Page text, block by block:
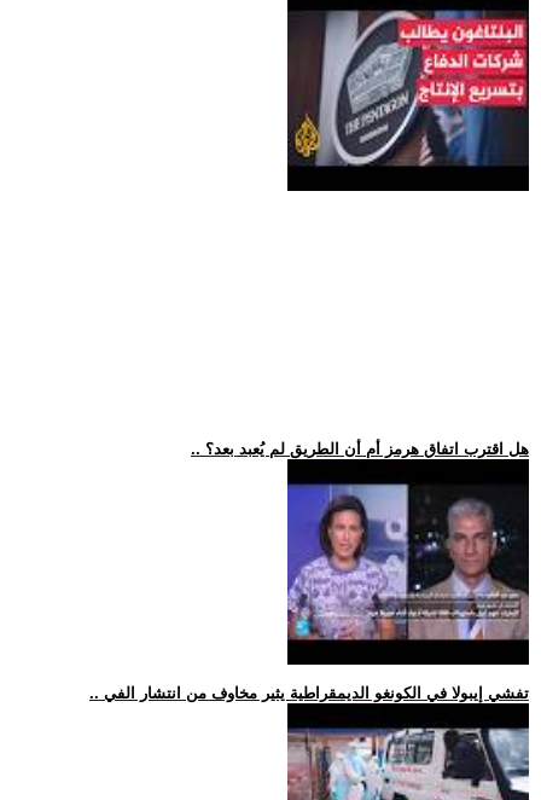
.. هل اقترب اتفاق هرمز أم أن الطريق لم يُعبد بعد؟
.. تفشي إيبولا في الكونغو الديمقراطية يثير مخاوف من انتشار الفي